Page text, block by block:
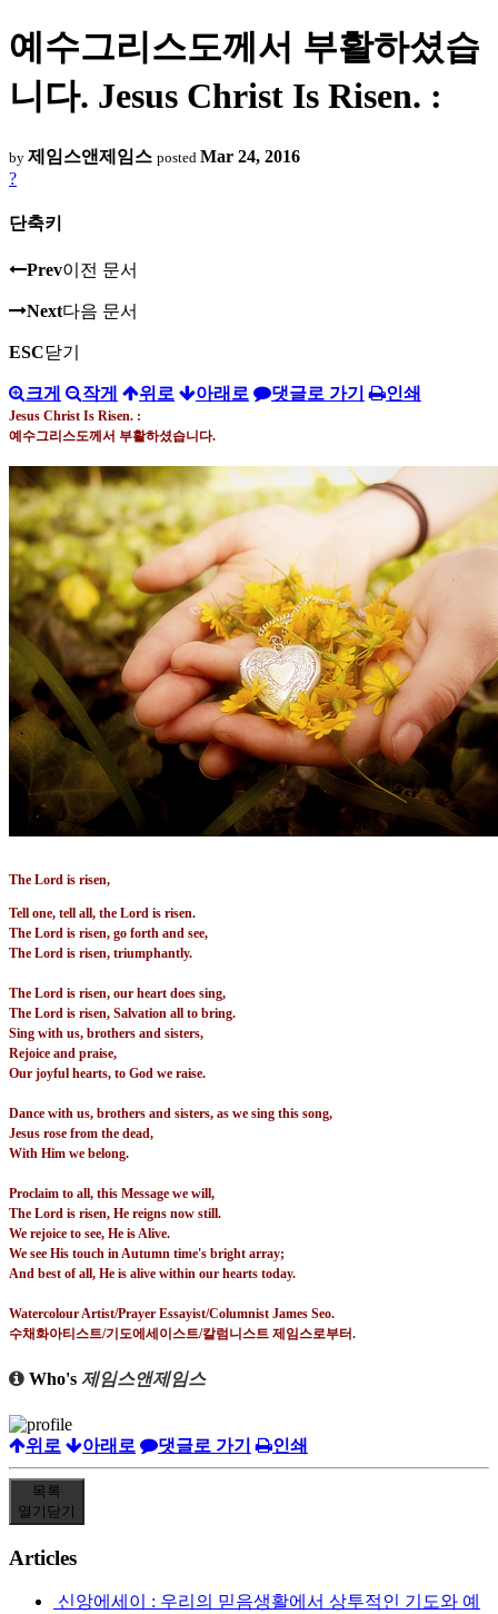
예수그리스도께서 부활하셨습
니다. Jesus Christ Is Risen. :
by 제임스앤제임스 posted Mar 24, 2016
?
단축키
Prev이전 문서
Next다음 문서
ESC닫기
크게 작게 위로 아래로 댓글로 가기 인쇄
Jesus Christ Is Risen. :
예수그리스도께서 부활하셨습니다.
The Lord is risen,
Tell one, tell all, the Lord is risen.
The Lord is risen, go forth and see,
The Lord is risen, triumphantly.
The Lord is risen, our heart does sing,
The Lord is risen, Salvation all to bring.
Sing with us, brothers and sisters,
Rejoice and praise,
Our joyful hearts, to God we raise.
Dance with us, brothers and sisters, as we sing this song,
Jesus rose from the dead,
With Him we belong.
Proclaim to all, this Message we will,
The Lord is risen, He reigns now still.
We rejoice to see, He is Alive.
We see His touch in Autumn time's bright array;
And best of all, He is alive within our hearts today.
Watercolour Artist/Prayer Essayist/Columnist James Seo.
수채화아티스트/기도에세이스트/칼럼니스트 제임스로부터.
Who's 제임스앤제임스
위로 아래로 댓글로 가기 인쇄
목록
열기 닫기
Articles
신앙에세이 : 우리의 믿음생활에서 상투적인 기도와 예